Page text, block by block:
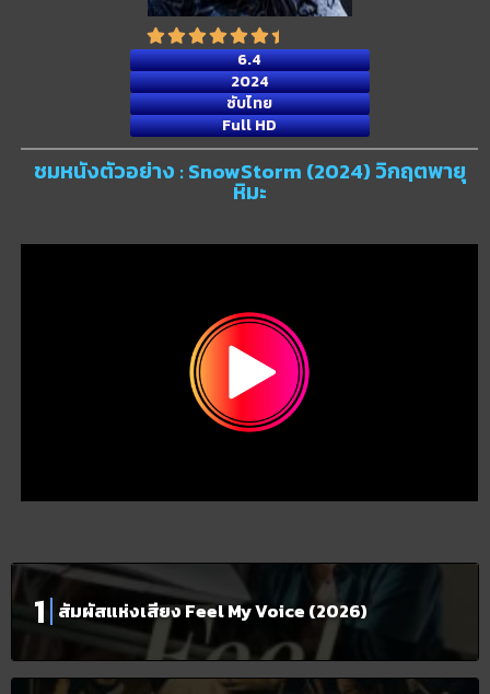
6.4
2024
ซับไทย
Full HD
ชมหนังตัวอย่าง : SnowStorm (2024) วิกฤตพายุ
หิมะ
สัมผัสแห่งเสียง Feel My Voice (2026)